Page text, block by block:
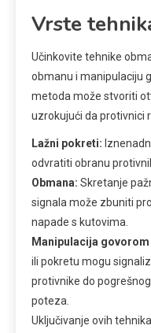
Vrste
Učinkovite tehnike
obmanu i manipulaciju
metoda može stvoriti
uzrokujući da protivnici
Lažni pokreti:
odvratiti obranu
Obmana: Skretanje
signala može zbuniti
napade s kutovima.
Manipulacija
ili pokretu mogu
protivnike do
poteza.
Uključivanje ovih